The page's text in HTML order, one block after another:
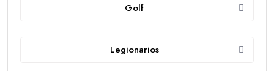
Golf
Legionarios